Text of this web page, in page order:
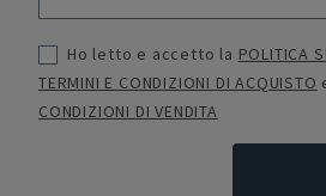
Ho letto e accetto la POLITICA
TERMINI E CONDIZIONI DI ACQUISTO
CONDIZIONI DI VENDITA